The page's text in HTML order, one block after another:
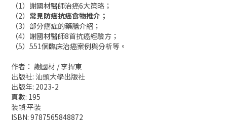
（1）謝國材醫師治癌6大策略；
（2） 常見防癌抗癌食物推介；
（3）部分癌症的藥膳介紹；
（4）謝國材醫師8首抗癌經驗方；
（5）551個臨床治癌案例與分析等。
作者： 謝國材 / 李捍東
出版社: 汕頭大學出版社
出版年: 2023-2
頁數: 195
裝幀:平裝
ISBN: 9787565848872